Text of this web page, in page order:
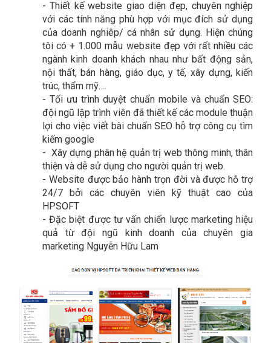
- Thiết kế website giao diện đẹp, chuyên nghiệp
với các tính năng phù hợp với mục đích sử dụng
của doanh nghiêp/ cá nhân sử dụng. Hiện chúng
tôi có + 1.000 mẫu website đẹp với rất nhiều các
ngành kinh doanh khách nhau như bất động sản,
nội thất, bán hàng, giáo dục, y tế, xây dựng, kiến
trúc, thẩm mỹ….
- Tối ưu trình duyệt chuẩn mobile và chuẩn SEO:
đội ngũ lập trình viên đã thiết kế các module thuận
lợi cho việc viết bài chuẩn SEO hỗ trợ công cụ tìm
kiếm google
- Xây dựng phân hệ quản trị web thông minh, thân
thiện và dễ sử dụng cho người quản trị web.
- Website được bảo hành trọn đời và được hỗ trợ
24/7 bởi các chuyên viên kỹ thuật cao của
HPSOFT
- Đặc biệt được tư vấn chiến lược marketing hiệu
quả từ đội ngũ kinh doanh của chuyên gia
marketing Nguyễn Hữu Lam